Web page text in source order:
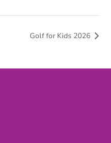
Golf for Kids 2026